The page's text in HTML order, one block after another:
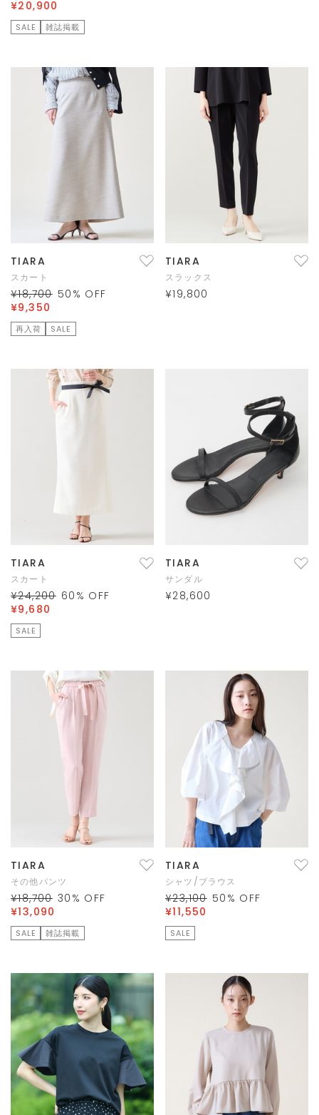
¥20,900
SALE 雑誌掲載
TIARA
スカート
¥18,700 50 % OFF
¥9,350
再入荷 SALE
TIARA
スラックス
¥19,800
TIARA
スカート
¥24,200 60 % OFF
¥9,680
SALE
TIARA
サンダル
¥28,600
TIARA
その他パンツ
¥18,700 30 % OFF
¥13,090
SALE 雑誌掲載
TIARA
シャツ/ブラウス
¥23,100 50 % OFF
¥11,550
SALE